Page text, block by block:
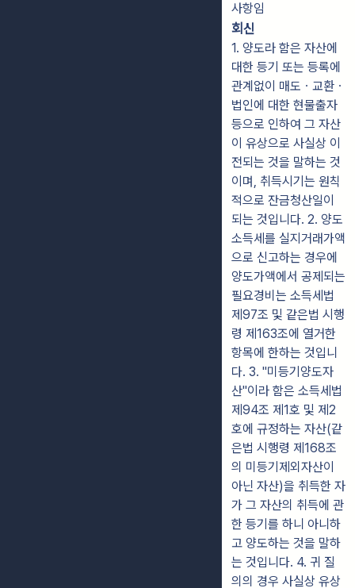
사항임
회신
1. 양도라 함은 자산에
대한 등기 또는 등록에
관계없이 매도ㆍ교환ㆍ
법인에 대한 현물출자
등으로 인하여 그 자산
이 유상으로 사실상 이
전되는 것을 말하는 것
이며, 취득시기는 원칙
적으로 잔금청산일이
되는 것입니다. 2. 양도
소득세를 실지거래가액
으로 신고하는 경우에
양도가액에서 공제되는
필요경비는 소득세법
제97조 및 같은법 시행
령 제163조에 열거한
항목에 한하는 것입니
다. 3. "미등기양도자
산"이라 함은 소득세법
제94조 제1호 및 제2
호에 규정하는 자산(같
은법 시행령 제168조
의 미등기제외자산이
아닌 자산)을 취득한 자
가 그 자산의 취득에 관
한 등기를 하니 아니하
고 양도하는 것을 말하
는 것입니다. 4. 귀 질
의의 경우 사실상 유상